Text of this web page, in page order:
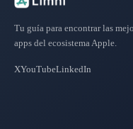
Tu guía para encontrar las
apps del ecosistema Apple.
XYouTubeLinkedIn